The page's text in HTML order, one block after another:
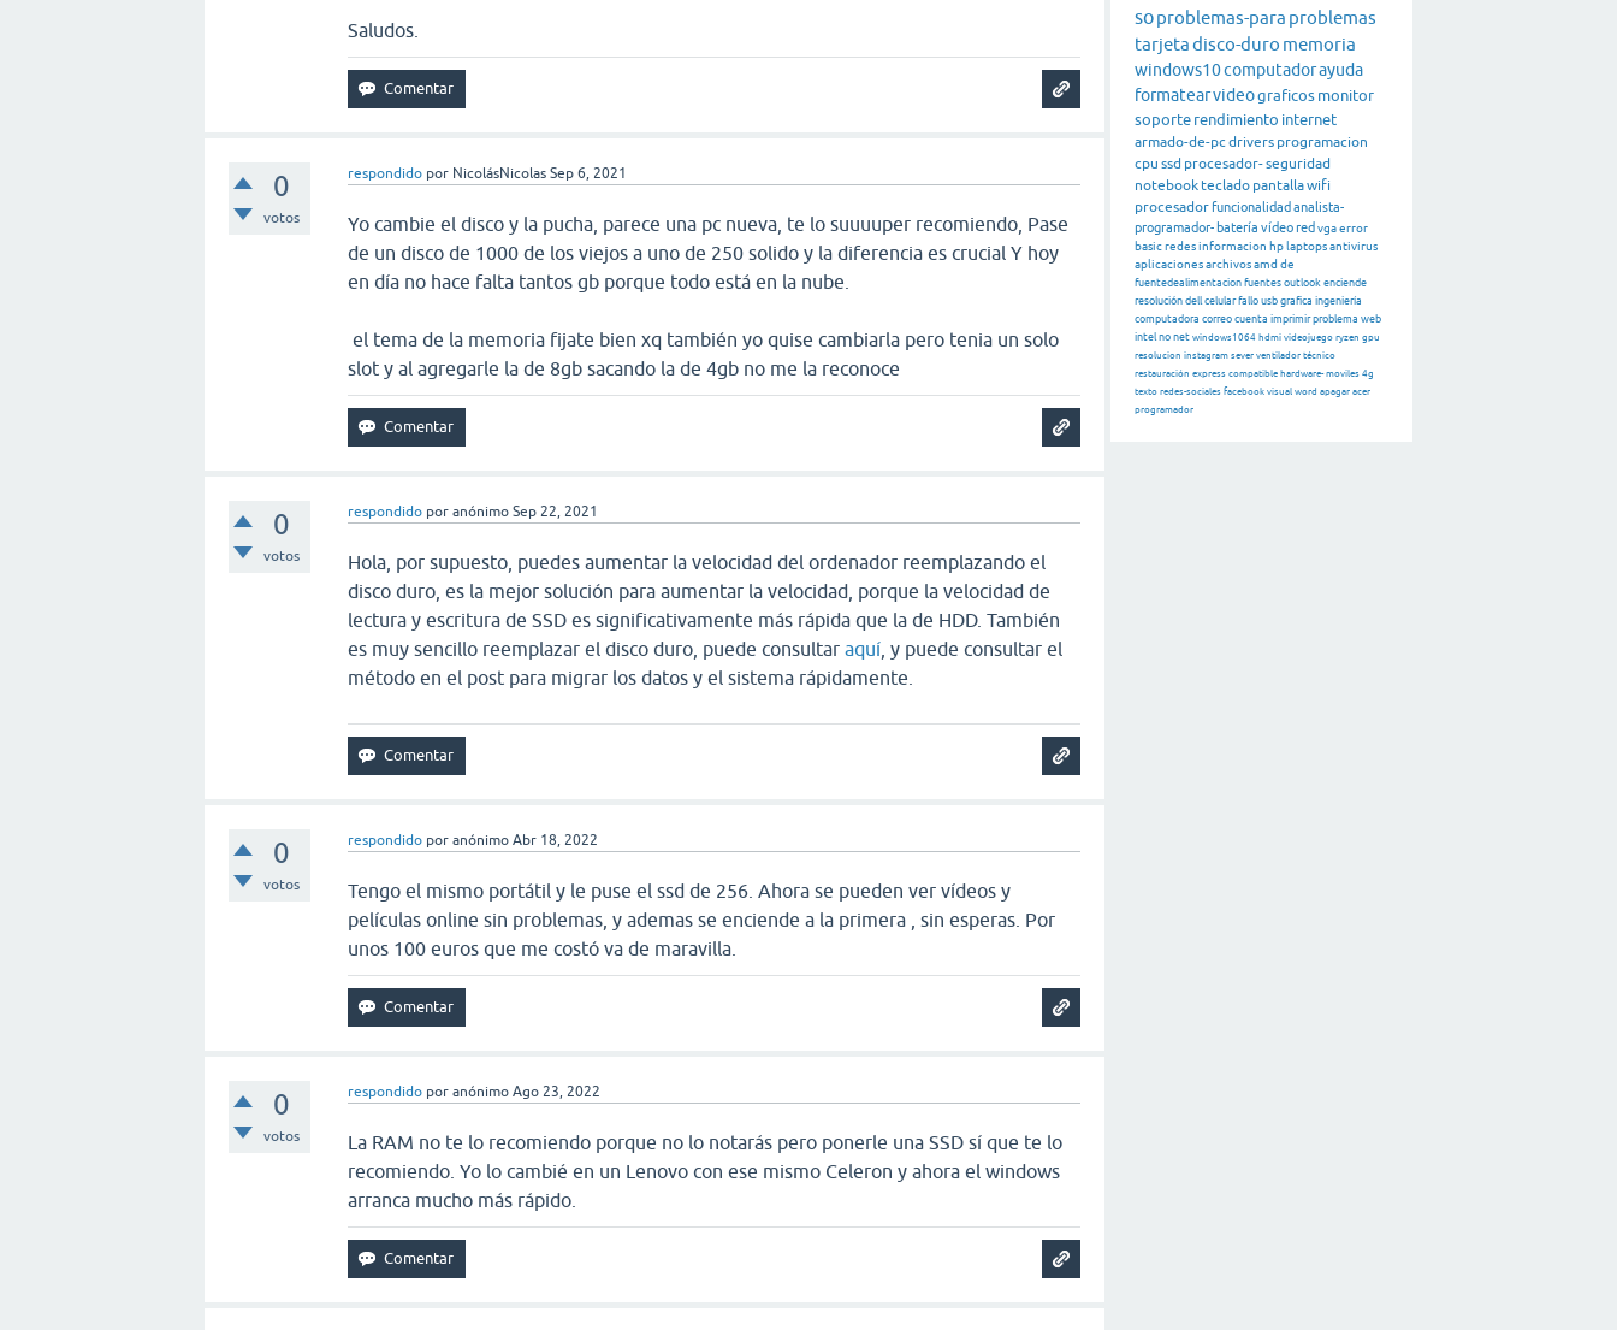
Saludos.
0
votos
respondido por NicolásNicolas Sep 6, 2021
Yo cambie el disco y la pucha, parece una pc nueva, te lo suuuuper recomiendo, Pase
de un disco de 1000 de los viejos a uno de 250 solido y la diferencia es crucial Y hoy
en día no hace falta tantos gb porque todo está en la nube.
el tema de la memoria fijate bien xq también yo quise cambiarla pero tenia un solo
slot y al agregarle la de 8gb sacando la de 4gb no me la reconoce
0
votos
respondido poranónimo Sep 22, 2021
Hola, por supuesto, puedes aumentar la velocidad del ordenador reemplazando el
disco duro, es la mejor solución para aumentar la velocidad, porque la velocidad de
lectura y escritura de SSD es significativamente más rápida que la de HDD. También
es muy sencillo reemplazar el disco duro, puede consultaraquí , y puede consultar el
método en el post para migrar los datos y el sistema rápidamente.
0
votos
respondido poranónimo Abr 18, 2022
Tengo el mismo portátil y le puse el ssd de 256. Ahora se pueden ver vídeos y
películas online sin problemas, y ademas se enciende a la primera , sin esperas. Por
unos 100 euros que me costó va de maravilla.
0
votos
respondido poranónimo Ago 23, 2022
La RAM no te lo recomiendo porque no lo notarás pero ponerle una SSD sí que te lo
recomiendo. Yo lo cambié en un Lenovo con ese mismo Celeron y ahora el windows
arranca mucho más rápido.
soproblemas-para problemas
tarjetadisco-duro memoria
windows10computadorayuda
formatearvideograficos monitor
soporte rendimiento internet
armado-de-pcdrivers programacion
cpu ssd procesador-seguridad
notebookteclado pantallawifi
procesadorfuncionalidad analista-
programador- batería vídeored vgaerror
basicredesinformacion hp laptopsantivirus
aplicacionesarchivosamd de
fuentedealimentacion fuentes outlook enciende
resolución dell celular fallo usb grafica ingeniería
computadora correo cuenta imprimir problema web
intel no net windows1064 hdmi videojuego ryzen gpu
resolucion instagram sever ventilador técnico
restauración express compatible hardware- moviles 4g
texto redes-sociales facebook visual word apagar acer
programador